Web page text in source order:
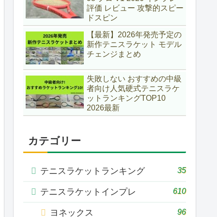
評価 レビュー 攻撃的スピー
ドスピン
【最新】2026年発売予定の
新作テニスラケット モデル
チェンジまとめ
失敗しない おすすめの中級
者向け人気硬式テニスラケ
ットランキングTOP10
2026最新
カテゴリー
テニスラケットランキング 35
テニスラケットインプレ 610
ヨネックス 96